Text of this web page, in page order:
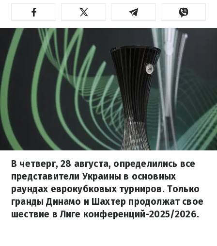
В четверг, 28 августа, определились все
представители Украины в основных
раундах еврокубковых турниров. Только
гранды Динамо и Шахтер продолжат свое
шествие в Лиге конференций-2025/2026.